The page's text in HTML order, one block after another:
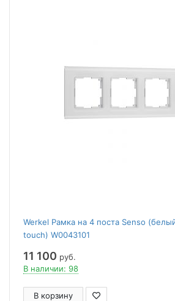
Werkel Рамка на 4 поста Senso
touch) W0043101
11 100 руб.
В наличии: 98
В корзину